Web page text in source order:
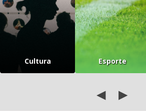
Cultura Esporte
◀ ▶